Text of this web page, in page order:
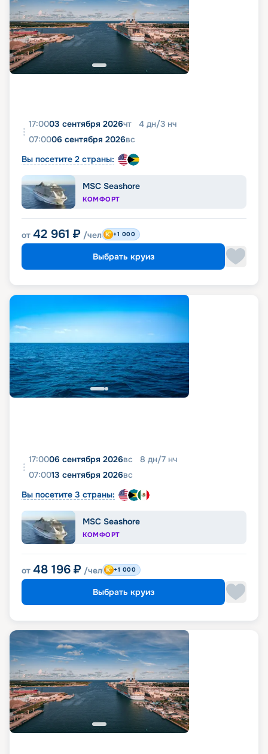
17:0003 сентября 2026чт 4 дн/3 нч
07:0006 сентября 2026вс
Вы посетите 2 страны:
MSC Seashore
КОМФОРТ
от 42 961 ₽ /чел +1 000
Выбрать круиз
17:0006 сентября 2026вс 8 дн/7 нч
07:0013 сентября 2026вс
Вы посетите 3 страны:
MSC Seashore
КОМФОРТ
от 48 196 ₽ /чел +1 000
Выбрать круиз